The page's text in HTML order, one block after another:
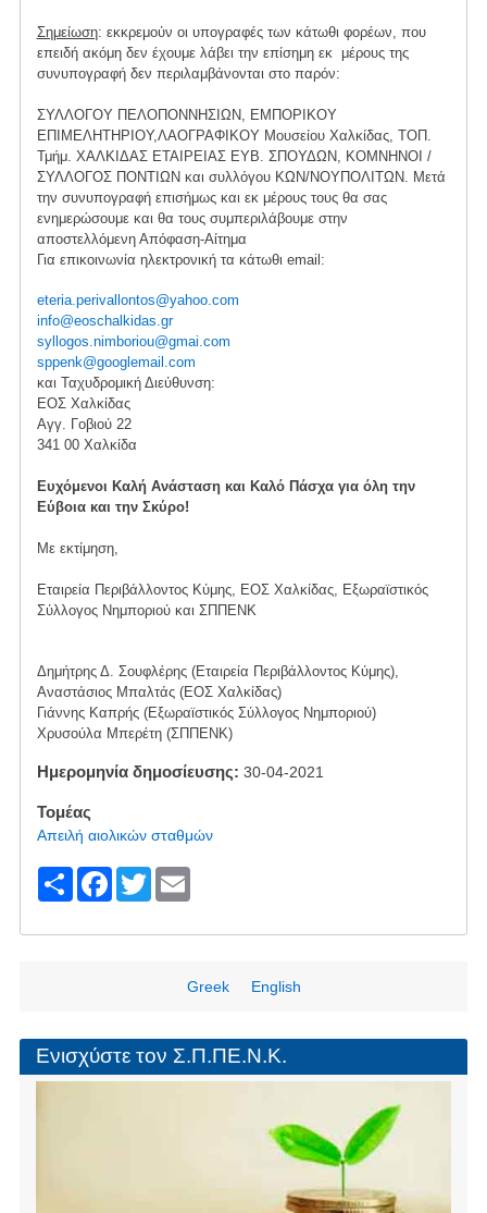
Σημείωση: εκκρεμούν οι υπογραφές των κάτωθι φορέων, που
επειδή ακόμη δεν έχουμε λάβει την επίσημη εκ μέρους της
συνυπογραφή δεν περιλαμβάνονται στο παρόν:
ΣΥΛΛΟΓΟΥ ΠΕΛΟΠΟΝΝΗΣΙΩΝ, ΕΜΠΟΡΙΚΟΥ
ΕΠΙΜΕΛΗΤΗΡΙΟΥ,ΛΑΟΓΡΑΦΙΚΟΥ Μουσείου Χαλκίδας, ΤΟΠ.
Τμήμ. ΧΑΛΚΙΔΑΣ ΕΤΑΙΡΕΙΑΣ ΕΥΒ. ΣΠΟΥΔΩΝ, ΚΟΜΝΗΝΟΙ /
ΣΥΛΛΟΓΟΣ ΠΟΝΤΙΩΝ και συλλόγου ΚΩΝ/ΝΟΥΠΟΛΙΤΩΝ. Μετά
την συνυπογραφή επισήμως και εκ μέρους τους θα σας
ενημερώσουμε και θα τους συμπεριλάβουμε στην
αποστελλόμενη Απόφαση-Αίτημα
Για επικοινωνία ηλεκτρονική τα κάτωθι email:
eteria.perivallontos@yahoo.com
info@eoschalkidas.gr
syllogos.nimboriou@gmai.com
sppenk@googlemail.com
και Ταχυδρομική Διεύθυνση:
ΕΟΣ Χαλκίδας
Αγγ. Γοβιού 22
341 00 Χαλκίδα
Ευχόμενοι Καλή Ανάσταση και Καλό Πάσχα για όλη την
Εύβοια και την Σκύρο!
Με εκτίμηση,
Εταιρεία Περιβάλλοντος Κύμης, ΕΟΣ Χαλκίδας, Εξωραϊστικός
Σύλλογος Νημποριού και ΣΠΠΕΝΚ
Δημήτρης Δ. Σουφλέρης (Εταιρεία Περιβάλλοντος Κύμης),
Αναστάσιος Μπαλτάς (ΕΟΣ Χαλκίδας)
Γιάννης Καπρής (Εξωραϊστικός Σύλλογος Νημποριού)
Χρυσούλα Μπερέτη (ΣΠΠΕΝΚ)
Ημερομηνία δημοσίευσης 30-04-2021
Τομέας
Απειλή αιολικών σταθμών
S F
o
o
T E
Greek English
Ενισχύστε τον Σ.Π.ΠΕ.Ν.Κ.